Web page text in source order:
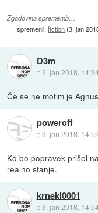
Zgodovina sprememb…
spremenil:fiction(3. jan
D3m
::3. jan 2018,
Če se ne motim je
poweroff
::3. jan 2018, 14:52
Ko bo popravek prišel
realno stanje.
krneki0001
::3. jan 2018,